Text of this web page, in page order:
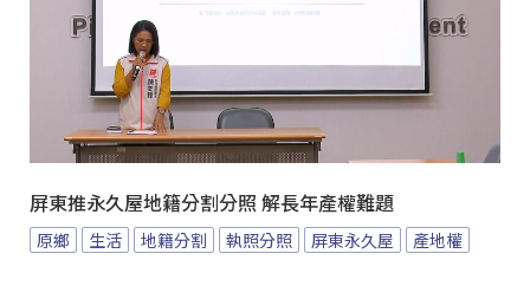
屏東推永久屋地籍分割分照 解長年產權難題
原鄉 生活 地籍分割 執照分照 屏東永久屋 產地權